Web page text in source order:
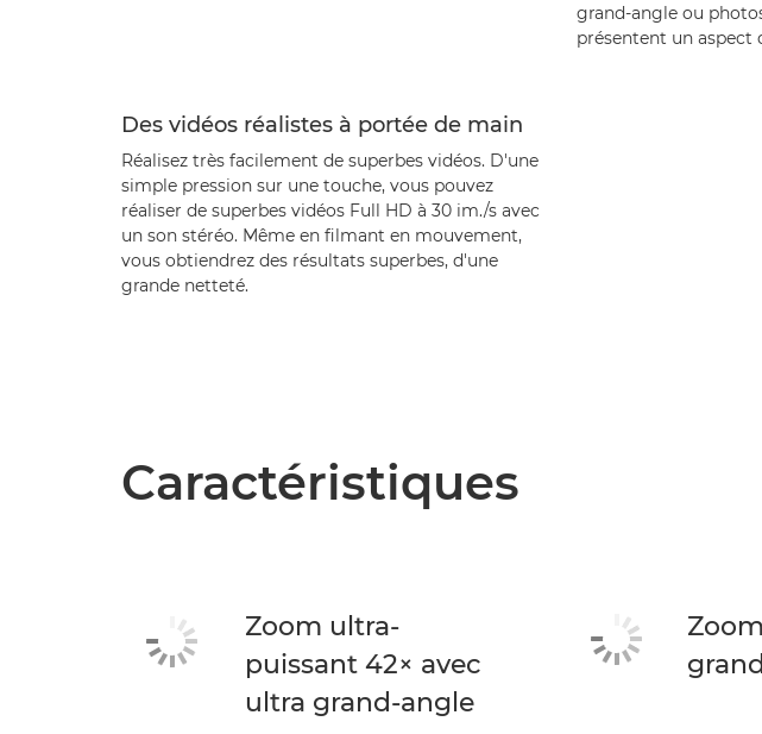
grand-angle ou
présentent un aspect
Des vidéos réalistes à portée de main
Réalisez très facilement de superbes vidéos. D'une
simple pression sur une touche, vous pouvez
réaliser de superbes vidéos Full HD à 30 im./s avec
un son stéréo. Même en filmant en mouvement,
vous obtiendrez des résultats superbes, d'une
grande netteté.
Caractéristiques
Zoom ultra-
puissant 42× avec
ultra grand-angle